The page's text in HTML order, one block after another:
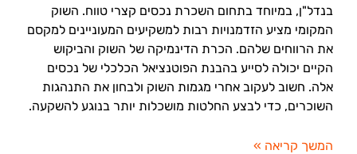
בנדל"ן, במיוחד בתחום השכרת נכסים קצרי טווח. השוק
המקומי מציע הזדמנויות רבות למשקיעים המעוניינים למקסם
את הרווחים שלהם. הכרת הדינמיקה של השוק והביקוש
הקיים יכולה לסייע בהבנת הפוטנציאל הכלכלי של נכסים
אלה. חשוב לעקוב אחרי מגמות השוק ולבחון את התנהגות
השוכרים, כדי לבצע החלטות מושכלות יותר בנוגע להשקעה.
המשך קריאה »